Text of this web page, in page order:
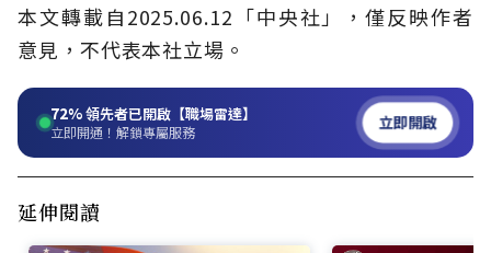
本文轉載自2025.06.12「中央社」，僅反映作者
意見，不代表本社立場。
72%領先者已開啟【職場雷達】
立即開通！解鎖專屬服務 立即開啟
延伸閱讀